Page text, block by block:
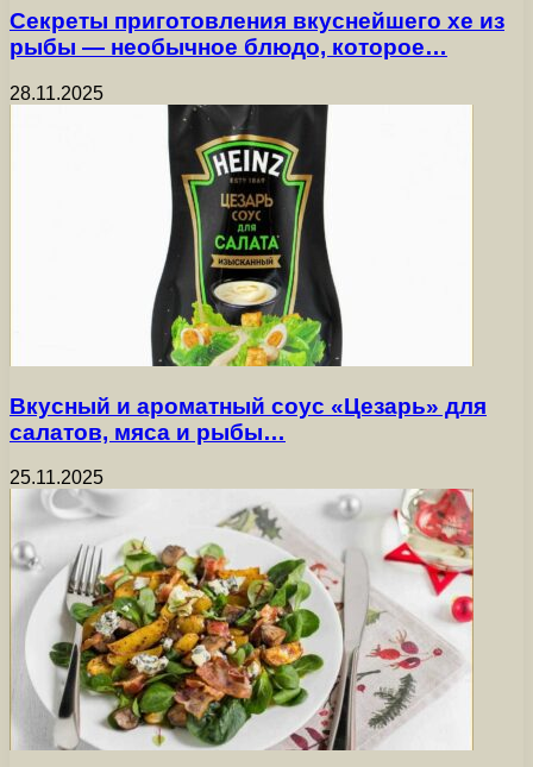
Секреты приготовления вкуснейшего хе из
рыбы — необычное блюдо, которое…
28.11.2025
Вкусный и ароматный соус «Цезарь» для
салатов, мяса и рыбы…
25.11.2025